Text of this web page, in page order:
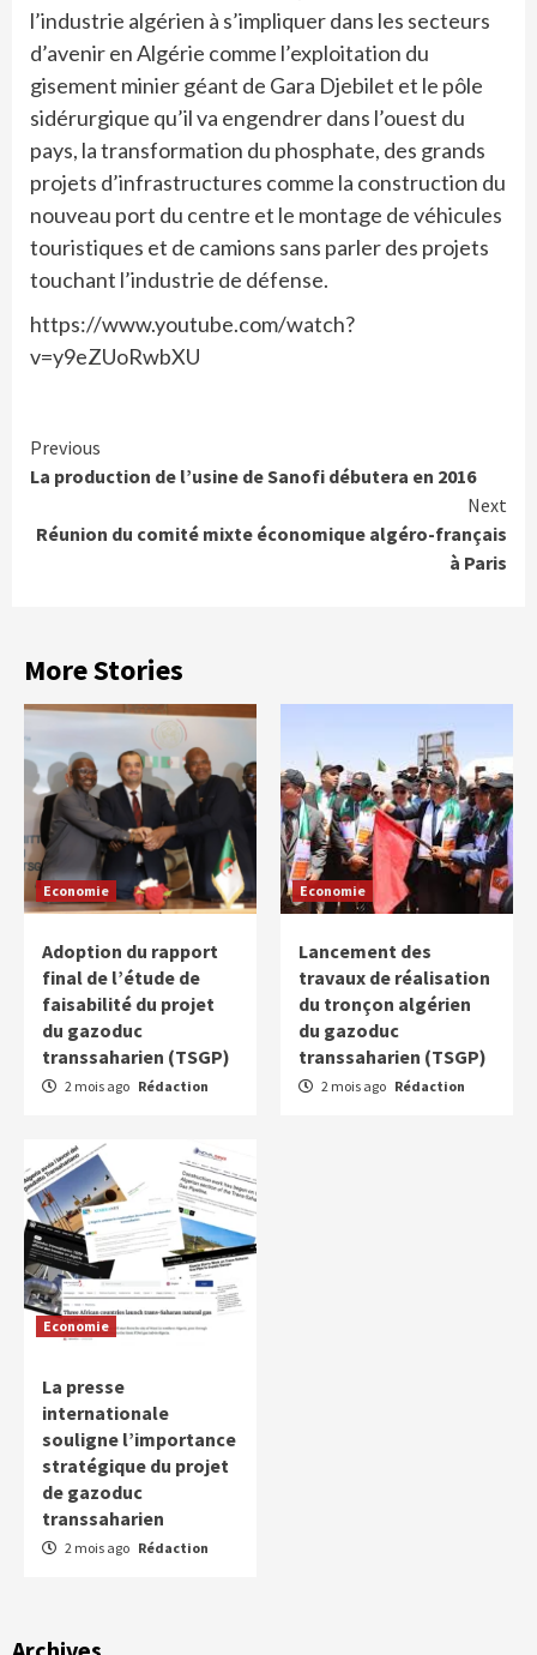
l’industrie algérien à s’impliquer dans les secteurs
d’avenir en Algérie comme l’exploitation du
gisement minier géant de Gara Djebilet et le pôle
sidérurgique qu’il va engendrer dans l’ouest du
pays, la transformation du phosphate, des grands
projets d’infrastructures comme la construction du
nouveau port du centre et le montage de véhicules
touristiques et de camions sans parler des projets
touchant l’industrie de défense.
https://www.youtube.com/watch?
v=y9eZUoRwbXU
Continue
Reading
Previous
La production de l’usine de Sanofi débutera en 2016
Next
Réunion du comité mixte économique algéro-français
à Paris
More Stories
Economie
Adoption du rapport
final de l’étude de
faisabilité du projet
du gazoduc
transsaharien (TSGP)
2 mois ago Rédaction
Economie
Lancement des
travaux de réalisation
du tronçon algérien
du gazoduc
transsaharien (TSGP)
2 mois ago Rédaction
Economie
La presse
internationale
souligne l’importance
stratégique du projet
de gazoduc
transsaharien
2 mois ago Rédaction